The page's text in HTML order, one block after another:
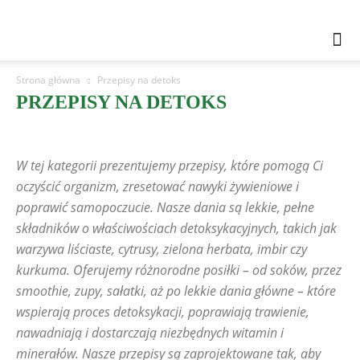
Strona główna Przepisy na detoks
PRZEPISY NA DETOKS
Dania ketogeniczne
Dania niskowęglowodanowe
Dania wegańskie
Dania wegetariańskie
Dania wysokobiałkowe
Dania z piekarnika – zapiekanki i pieczone
Dania z roślin strączkowych
Dieta DASH
Dieta paleo Dieta śródziemnomorska
Diety
Domowe przetwory fit
Fakty i Mity
Fit fast food w domu
Fit grill i dania z rusztu
Fit słodycze
Gotowanie dla początkujących
Jadłospisy i planowanie posiłków
Koktajle odchudzające, odmładzające. Potreningowe
Kuchnia bez cukru
Kuchnia bez jajek
Kuchnia dla bardzo zapracowanych
Kuchnia dla sportowców i aktywnych
Kuchnia niskokaloryczna
Kuchnia świata w wersji fit
W tej kategorii prezentujemy przepisy, które pomogą Ci
oczyścić organizm, zresetować nawyki żywieniowe i
poprawić samopoczucie. Nasze dania są lekkie, pełne
składników o właściwościach detoksykacyjnych, takich jak
warzywa liściaste, cytrusy, zielona herbata, imbir czy
kurkuma. Oferujemy różnorodne posiłki – od soków, przez
smoothie, zupy, sałatki, aż po lekkie dania główne – które
wspierają proces detoksykacji, poprawiają trawienie,
nawadniają i dostarczają niezbędnych witamin i
minerałów. Nasze przepisy są zaprojektowane tak, aby